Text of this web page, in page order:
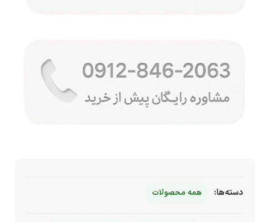
دسته‌ها: همه محصولات